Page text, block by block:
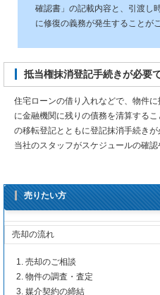
確認書」の記載内容と、引渡し
に修復の義務が発生することが
抵当権抹消登記手続きが必要
住宅ローンの借り入れなどで、物件
に金融機関に残りの債務を清算する
の移転登記とともに登記抹消手続き
当社のスタッフがスケジュールの確認
売りたい方
売却の流れ
売却のご相談
物件の調査・査定
媒介契約の締結